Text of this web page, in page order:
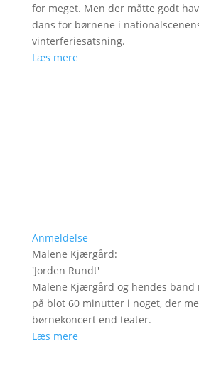
for meget. Men der måtte godt
dans for børnene i
vinterferiesatsning.
Læs mere
Anmeldelse
Malene Kjærgård:
'Jorden Rundt'
Malene Kjærgård og hendes band
på blot 60 minutter i noget, der
børnekoncert end teater.
Læs mere